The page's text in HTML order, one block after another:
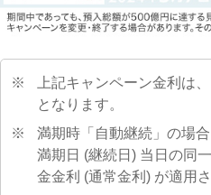
※
上記キャンペーン金利は
となります。
※
満期時「自動継続」の場
満期日 (継続日) 当日の同
金金利 (通常金利) が適用さ